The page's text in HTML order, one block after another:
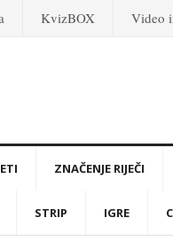
KvizBOX Video
ZNAČENJE RIJEČI
STRIP IGRE